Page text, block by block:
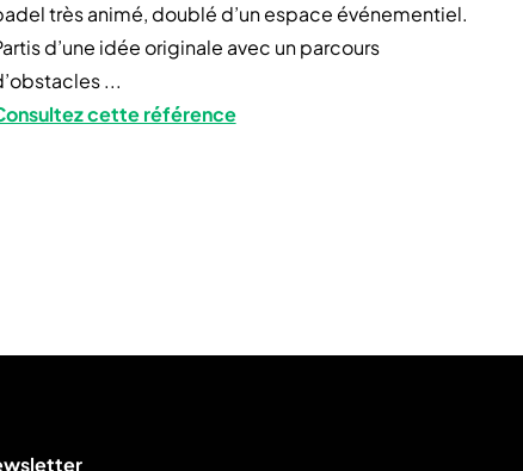
très animé, doublé d’un espace événementiel.
d’une idée originale avec un parcours
...
cette référence